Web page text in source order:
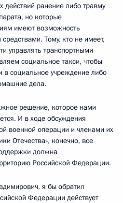
действий ранение либо травму
но которые
имеют возможность
Тому, кто не имеет,
управлять транспортными
социальное такси, чтобы
в социальное учреждение либо
дела.
решение, которое нами
И в ходе обсуждения
военной операции и членами их
Отечества», конечно, все
должна
Российской Федерации.
я бы обратил
Федерации действует